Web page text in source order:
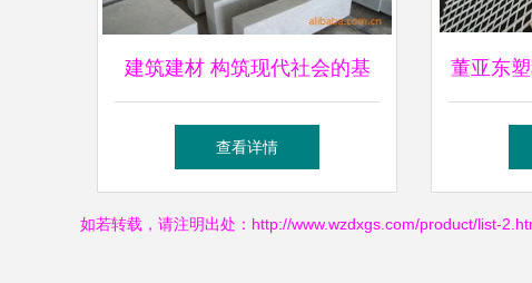
建筑建材 构筑现代社会的基
石与未来趋势
查看详情
董亚东
如若转载，请注明出处：http://www.wzdxgs.com/product/list-